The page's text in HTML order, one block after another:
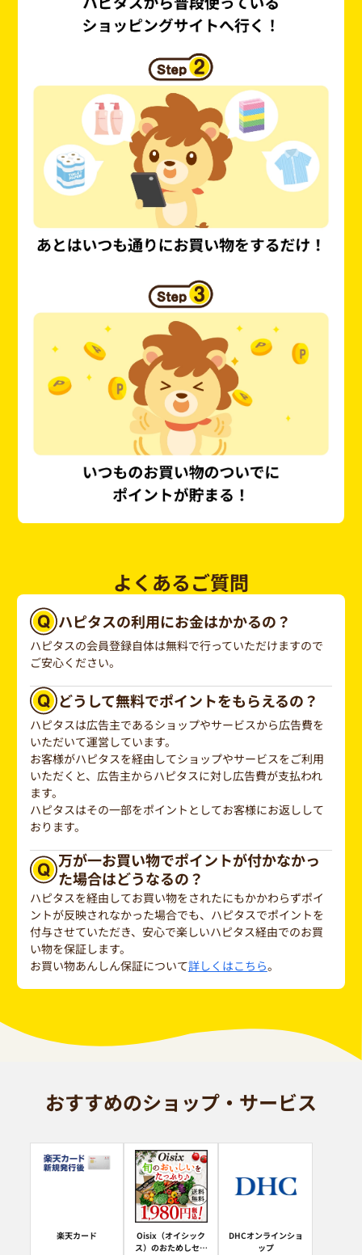
よくあるご質問
ハピタスの利用にお金はかかるの？
ハピタスの会員登録自体は無料で行っていただけますので
ご安心ください。
どうして無料でポイントをもらえるの？
ハピタスは広告主であるショップやサービスから広告費を
いただいて運営しています。
お客様がハピタスを経由してショップやサービスをご利用
いただくと、広告主からハピタスに対し広告費が支払われ
ます。
ハピタスはその一部をポイントとしてお客様にお返しして
おります。
万が一お買い物でポイントが付かなかっ
た場合はどうなるの？
ハピタスを経由してお買い物をされたにもかかわらずポイ
ントが反映されなかった場合でも、ハピタスでポイントを
付与させていただき、安心で楽しいハピタス経由でのお買
い物を保証します。
お買い物あんしん保証について詳しくはこちら。
おすすめのショップ・サービス
楽天カード
Oisix（オイシック
ス）のおためしセッ
DHCオンラインショ
ップ